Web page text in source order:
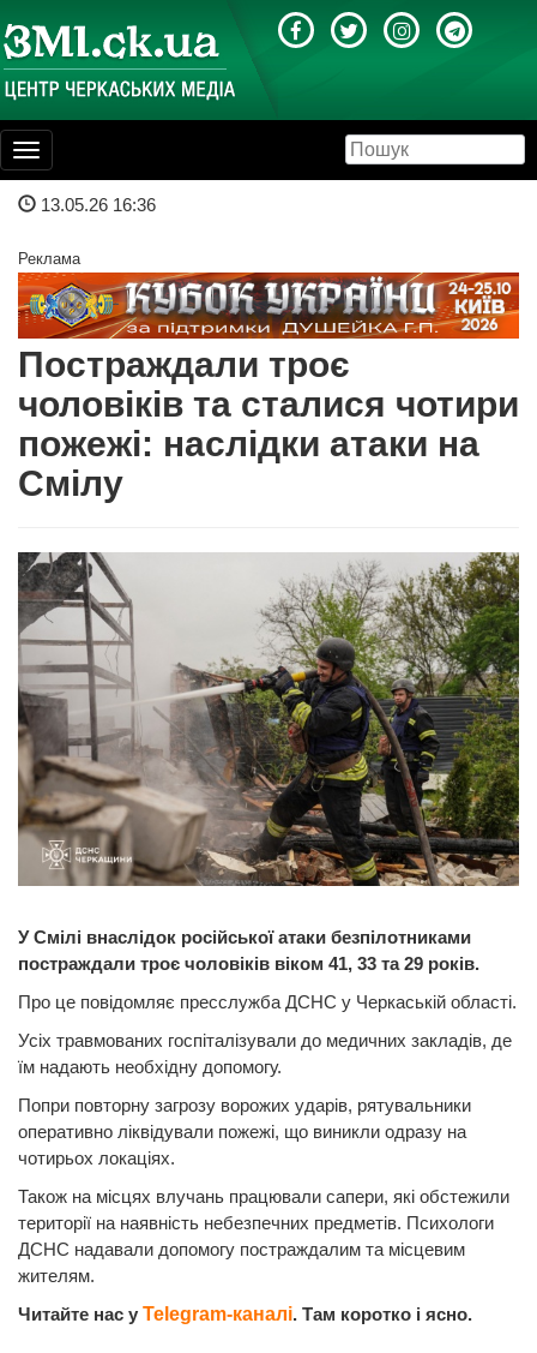
Toggle
navigation
13.05.26 16:36
Реклама
Постраждали троє
чоловіків та сталися чотири
пожежі: наслідки атаки на
Смілу
У Смілі внаслідок російської атаки безпілотниками
постраждали троє чоловіків віком 41, 33 та 29 років.
Про це повідомляє пресслужба ДСНС у Черкаській області.
Усіх травмованих госпіталізували до медичних закладів, де
їм надають необхідну допомогу.
Попри повторну загрозу ворожих ударів, рятувальники
оперативно ліквідували пожежі, що виникли одразу на
чотирьох локаціях.
Також на місцях влучань працювали сапери, які обстежили
території на наявність небезпечних предметів. Психологи
ДСНС надавали допомогу постраждалим та місцевим
жителям.
Читайте нас у Telegram-каналі. Там коротко і ясно.